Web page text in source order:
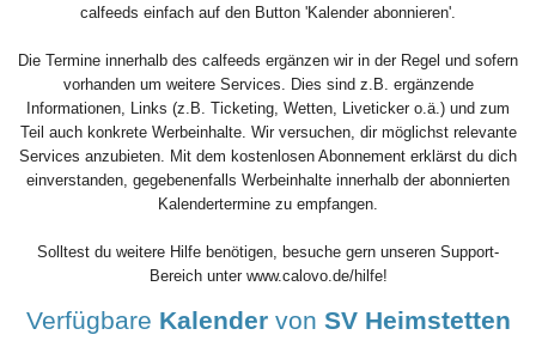
calfeeds einfach auf den Button 'Kalender abonnieren'.
Die Termine innerhalb des calfeeds ergänzen wir in der Regel und sofern
vorhanden um weitere Services. Dies sind z.B. ergänzende
Informationen, Links (z.B. Ticketing, Wetten, Liveticker o.ä.) und zum
Teil auch konkrete Werbeinhalte. Wir versuchen, dir möglichst relevante
Services anzubieten. Mit dem kostenlosen Abonnement erklärst du dich
einverstanden, gegebenenfalls Werbeinhalte innerhalb der abonnierten
Kalendertermine zu empfangen.
Solltest du weitere Hilfe benötigen, besuche gern unseren Support-
Bereich unter www.calovo.de/hilfe!
Verfügbare Kalendervon SV Heimstetten